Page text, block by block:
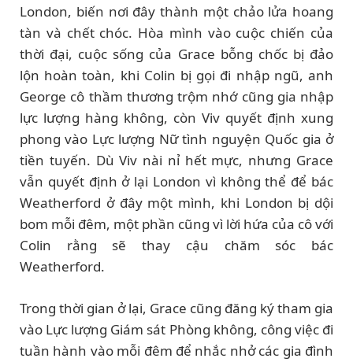
London, biến nơi đây thành một chảo lửa hoang
tàn và chết chóc. Hòa mình vào cuộc chiến của
thời đại, cuộc sống của Grace bỗng chốc bị đảo
lộn hoàn toàn, khi Colin bị gọi đi nhập ngũ, anh
George cô thầm thương trộm nhớ cũng gia nhập
lực lượng hàng không, còn Viv quyết định xung
phong vào Lực lượng Nữ tình nguyện Quốc gia ở
tiền tuyến. Dù Viv nài nỉ hết mực, nhưng Grace
vẫn quyết định ở lại London vì không thể để bác
Weatherford ở đây một mình, khi London bị dội
bom mỗi đêm, một phần cũng vì lời hứa của cô với
Colin rằng sẽ thay cậu chăm sóc bác
Weatherford.
Trong thời gian ở lại, Grace cũng đăng ký tham gia
vào Lực lượng Giám sát Phòng không, công việc đi
tuần hành vào mỗi đêm để nhắc nhở các gia đình